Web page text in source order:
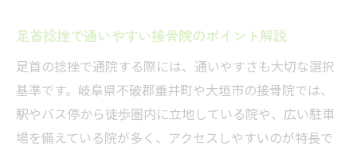
スポーツ後の足首捻挫対応は接骨院が安心
スポーツ捻挫も接骨院の専門施術で早期対
応
接骨院で受けられるスポーツ障害ケアの特
徴
足首捻挫で通いやすい接骨院のポイント解説
足首の捻挫で通院する際には、通いやすさも大切な選択
基準です。岐阜県不破郡垂井町や大垣市の接骨院では、
駅やバス停から徒歩圏内に立地している院や、広い駐車
場を備えている院が多く、アクセスしやすいのが特長で